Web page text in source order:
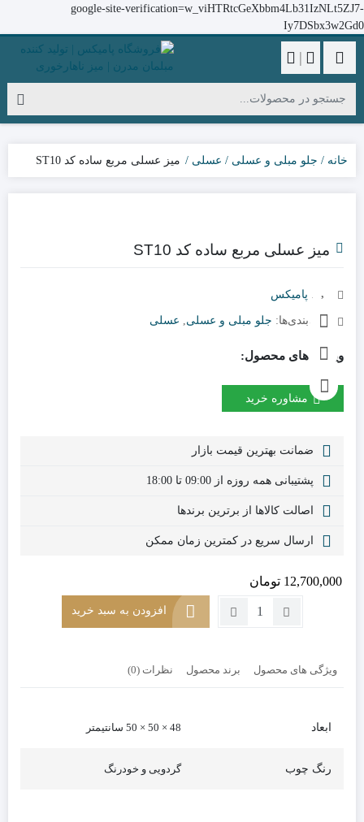
google-site-verification=w_viHTRtcGeXbbm4Lb31IzNLt5ZJ7-
Iy7DSbx3w2Gd0
|
خانه جلو مبلی و عسلی عسلی میز عسلی مربع ساده کد ST10
میز عسلی مربع ساده کد ST10
برند: پامیکس
دسته‌بندی‌ها: جلو مبلی و عسلی, عسلی
ویژگی های محصول:
مشاوره خرید
ضمانت بهترین قیمت بازار
پشتیبانی همه روزه از 09:00 تا 18:00
اصالت کالاها از برترین برندها
ارسال سریع در کمترین زمان ممکن
12,700,000 تومان
تعداد:
ساده
افزودن به سبد خرید
ویژگی های محصول برند محصول نظرات (0)
ابعاد 48 × 50 × 50 سانتیمتر
رنگ چوب گردویی و خودرنگ